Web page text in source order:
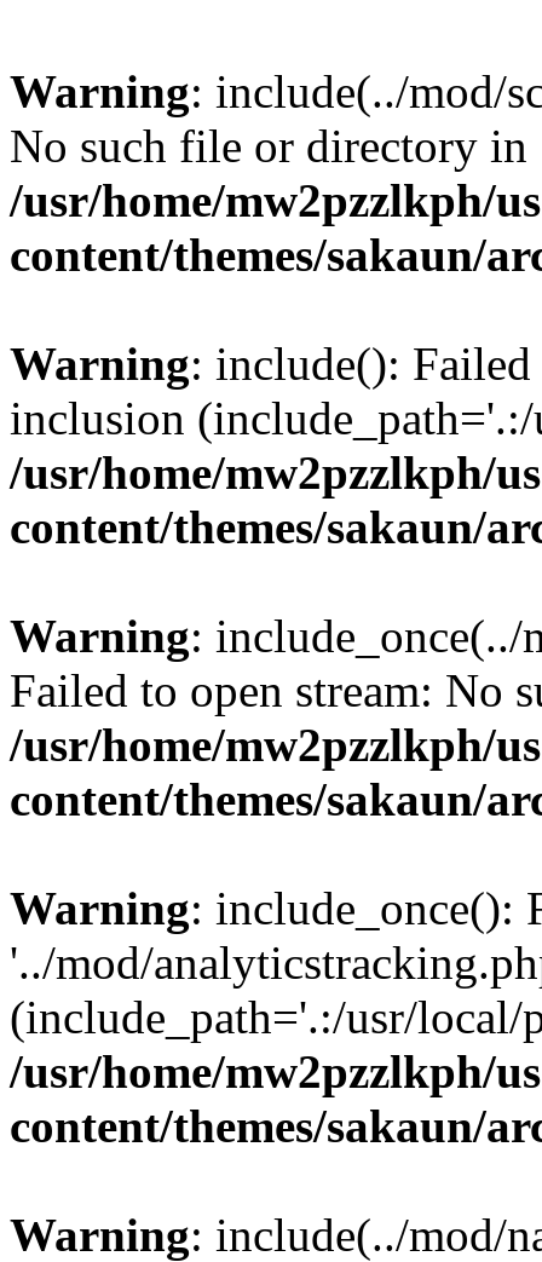
Warning: include(../mod/
No such file or directory in
/usr/home/mw2pzzlkph/
content/themes/sakaun/
Warning: include():
inclusion
/usr/home/mw2pzzlkph/
content/themes/sakaun/
Warning:
Failed to open stream: No
/usr/home/mw2pzzlkph/
content/themes/sakaun/
Warning: include_once():
'../mod/
(include_path='.:/usr/
/usr/home/mw2pzzlkph/
content/themes/sakaun/
Warning: include(../mod/